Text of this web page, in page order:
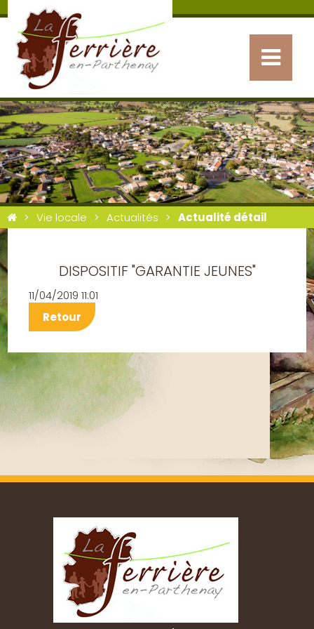
Vie locale Actualités Actualité détail
DISPOSITIF "GARANTIE JEUNES"
11/04/2019 11:01
Retour